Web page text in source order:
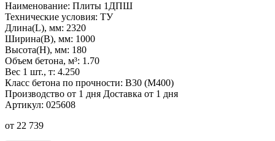
Наименование: Плиты 1ДПШ
Технические условия: ТУ
Длина(L), мм: 2320
Ширина(B), мм: 1000
Высота(H), мм: 180
Объем бетона, м³: 1.70
Вес 1 шт., т: 4.250
Класс бетона по прочности: В30 (М400)
Производство от 1 дня Доставка от 1 дня
Артикул: 025608
от 22 739